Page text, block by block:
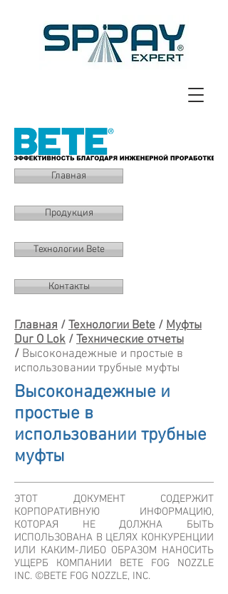
Главная
Продукция
Технологии Bete
Контакты
Главная / Технологии Bete / Муфты
Dur O Lok / Технические отчеты
/ Высоконадежные и простые в
использовании трубные муфты
Высоконадежные и
простые в
использовании трубные
муфты
ЭТОТ ДОКУМЕНТ СОДЕРЖИТ
КОРПОРАТИВНУЮ ИНФОРМАЦИЮ,
КОТОРАЯ НЕ ДОЛЖНА БЫТЬ
ИСПОЛЬЗОВАНА В ЦЕЛЯХ КОНКУРЕНЦИИ
ИЛИ КАКИМ-ЛИБО ОБРАЗОМ НАНОСИТЬ
УЩЕРБ КОМПАНИИ BETE FOG NOZZLE
INC. ©BETE FOG NOZZLE, INC.